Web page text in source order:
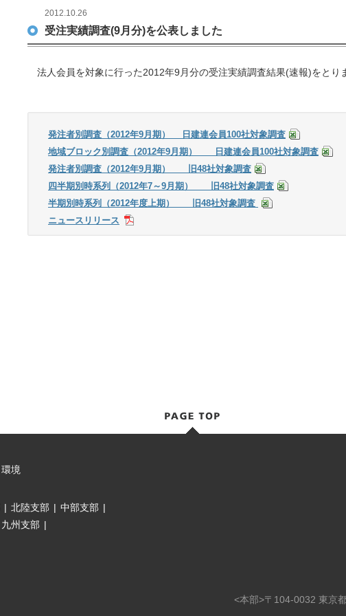
2012.10.26
受注実績調査(9月分)を公表しました
法人会員を対象に行った2012年9月分の受注実績調査結果(速報)をとり
発注者別調査（2012年9月期） 日建連会員100社対象調査
地域ブロック別調査（2012年9月期） 日建連会員100社対象調査
発注者別調査（2012年9月期） 旧48社対象調査
四半期別時系列（2012年7～9月期） 旧48社対象調査
半期別時系列（2012年度上期） 旧48社対象調査
ニュースリリース
環境
| 北陸支部 | 中部支部 |
九州支部 |
<本部>〒104-0032 東京